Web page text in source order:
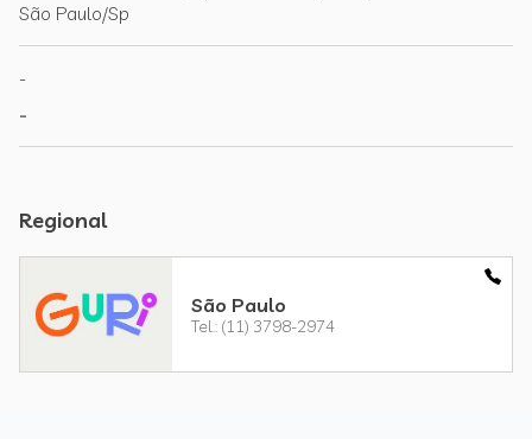
São Paulo/Sp
-
-
Regional
São Paulo
Tel.: (11) 3798-2974